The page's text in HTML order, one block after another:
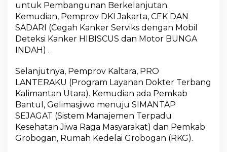
untuk Pembangunan Berkelanjutan.
Kemudian, Pemprov DKI Jakarta, CEK DAN
SADARI (Cegah Kanker Serviks dengan Mobil
Deteksi Kanker HIBISCUS dan Motor BUNGA
INDAH) .
Selanjutnya, Pemprov Kaltara, PRO
LANTERAKU (Program Layanan Dokter Terbang
Kalimantan Utara). Kemudian ada Pemkab
Bantul, Gelimasjiwo menuju SIMANTAP
SEJAGAT (Sistem Manajemen Terpadu
Kesehatan Jiwa Raga Masyarakat) dan Pemkab
Grobogan, Rumah Kedelai Grobogan (RKG).